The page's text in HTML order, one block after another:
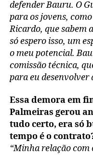
defender Bauru. O
para os jovens,
Ricardo, que sabem
só espero isso, um
o meu potencial.
comissão técnica,
para eu desenvolver
Essa demora em
Palmeiras gerou
tudo certo, era só
tempo é o
“Minha relação com